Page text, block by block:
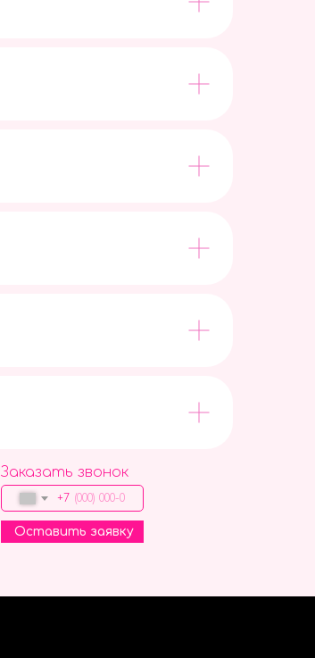
Заказать звонок
+7
Оставить заявку